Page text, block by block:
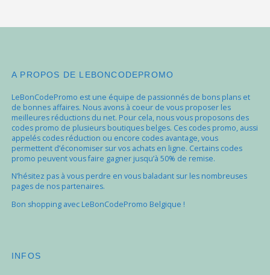
A PROPOS DE LEBONCODEPROMO
LeBonCodePromo est une équipe de passionnés de bons plans et
de bonnes affaires. Nous avons à coeur de vous proposer les
meilleures réductions du net. Pour cela, nous vous proposons des
codes promo de plusieurs boutiques belges. Ces codes promo, aussi
appelés codes réduction ou encore codes avantage, vous
permettent d’économiser sur vos achats en ligne. Certains codes
promo peuvent vous faire gagner jusqu’à 50% de remise.
N’hésitez pas à vous perdre en vous baladant sur les nombreuses
pages de nos partenaires.
Bon shopping avec LeBonCodePromo Belgique !
INFOS